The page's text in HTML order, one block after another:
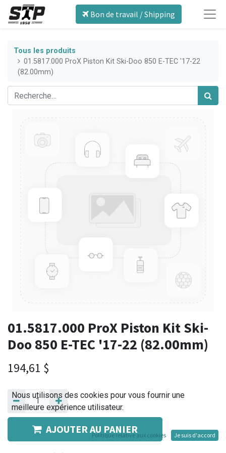
Bon de travail / Shipping
Tous les produits
01.5817.000 ProX Piston Kit Ski-Doo 850 E-TEC '17-22
(82.00mm)
01.5817.000 ProX Piston Kit Ski-
Doo 850 E-TEC '17-22 (82.00mm)
194,61 $
AJOUTER AU PANIER
Nous utilisons des cookies pour vous fournir une
meilleure expérience utilisateur.
Politique relative aux cookies Je suis d'accord